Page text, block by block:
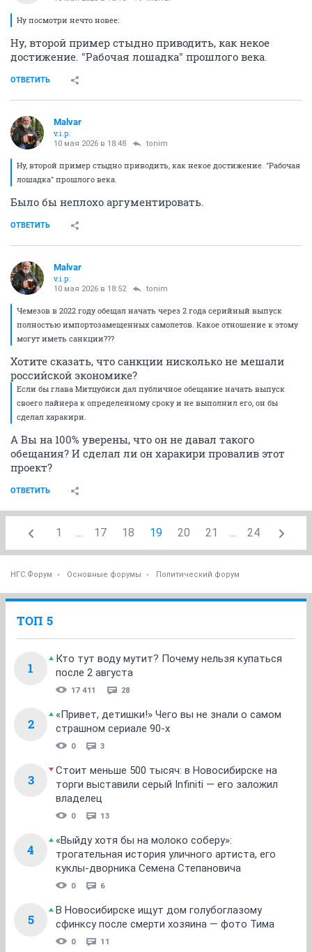
Ну посмотри нечто новее:
Ну, второй пример стыдно приводить, как некое
достижение. "Рабочая лошадка" прошлого века.
ОТВЕТИТЬ
Malvar
v.i.p.
10 мая 2026 в 18:48 tonim
Ну, второй пример стыдно приводить, как некое достижение. "Рабочая
лошадка" прошлого века.
Было бы неплохо аргументировать.
ОТВЕТИТЬ
Malvar
v.i.p.
10 мая 2026 в 18:52 tonim
Чемезов в 2022 году обещал начать через 2 года серийный выпуск
полностью импортозамещенных самолетов. Какое отношение к этому
могут иметь санкции???
Хотите сказать, что санкции нисколько не мешали
российской экономике?
Если бы глава Митцубиси дал публичное обещание начать выпуск
своего лайнера к определенному сроку и не выполнил его, он бы
сделал харакири.
А Вы на 100% уверены, что он не давал такого
обещания? И сделал ли он харакири провалив этот
проект?
ОТВЕТИТЬ
1 ... 17 18 19 20 21 ... 24
НГС.Форум Основные форумы Политический форум
ТОП 5
1
Кто тут воду мутит? Почему нельзя купаться
после 2 августа
17 411 28
2
«Привет, детишки!» Чего вы не знали о самом
страшном сериале 90-х
0 3
3
Стоит меньше 500 тысяч: в Новосибирске на
торги выставили серый Infiniti — его заложил
владелец
0 13
4
«Выйду хотя бы на молоко соберу»:
трогательная история уличного артиста, его
куклы-дворника Семена Степановича
0 6
5
В Новосибирске ищут дом голубоглазому
сфинксу после смерти хозяина — фото Тима
0 11